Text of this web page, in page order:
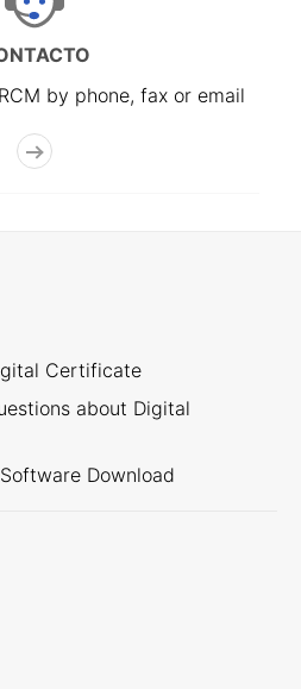
by phone, fax or email
Certificate
about Digital
Download